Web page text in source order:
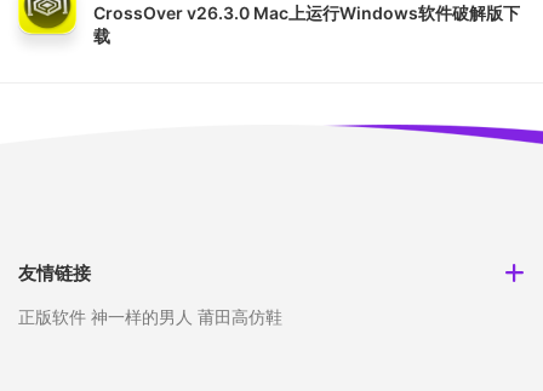
CrossOver v26.3.0 Mac上运行Windows软件破解版下
载
友情链接
正版软件 神一样的男人 莆田高仿鞋